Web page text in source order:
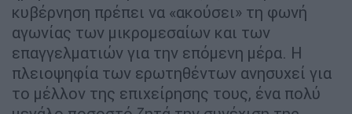
κυβέρνηση πρέπει να «ακούσει» τη φωνή
αγωνίας των μικρομεσαίων και των
επαγγελματιών για την επόμενη μέρα. Η
πλειοψηφία των ερωτηθέντων ανησυχεί για
το μέλλον της επιχείρησης τους, ένα πολύ